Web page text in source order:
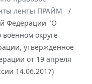
ленты ПРАЙМ
Федерации "О
округе
утвержденное
от 19 апреля
14.06.2017)